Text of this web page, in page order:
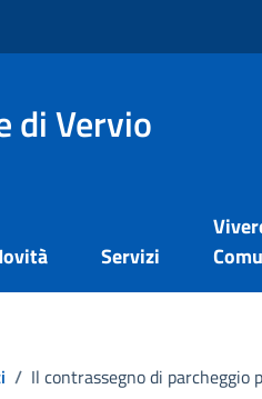
di Vervio
Servizi
/ Il contrassegno di